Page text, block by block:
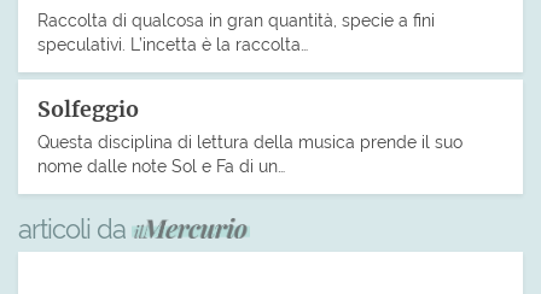
Raccolta di qualcosa in gran quantità, specie a fini
speculativi. L’incetta è la raccolta…
Solfeggio
Questa disciplina di lettura della musica prende il suo
nome dalle note Sol e Fa di un…
articoli da